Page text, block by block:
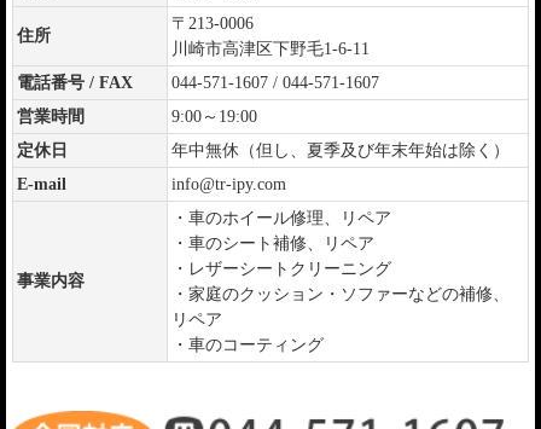
住所
〒213-0006
川崎市高津区下野毛1-6-11
電話番号 / FAX
044-571-1607 / 044-571-1607
営業時間
9:00～19:00
定休日
年中無休（但し、夏季及び年末年始は除く）
E-mail
info@tr-ipy.com
事業内容
・車のホイール修理、リペア
・車のシート補修、リペア
・レザーシートクリーニング
・家庭のクッション・ソファーなどの補修、
リペア
・車のコーティング